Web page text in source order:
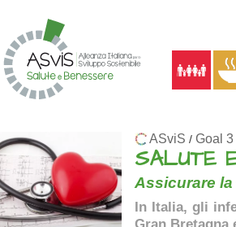
ASviS / Goal 3
SALUTE
Assicurare la
In Italia, gli
Gran Bretagna